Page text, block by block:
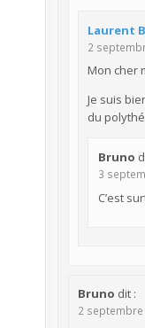
Laurent
2
Mon cher
Je suis
du
Bruno
3
C’est
Bruno dit :
2 septembre